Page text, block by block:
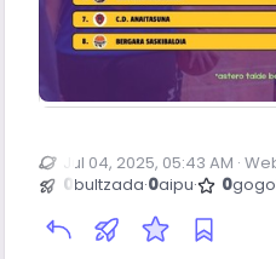
Jul 04, 2025, 05:43 AM ·
0 bultzada·0aipu· 0